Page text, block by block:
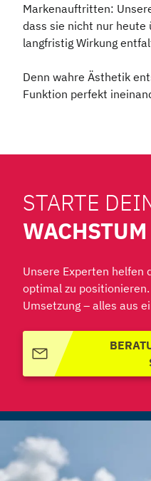
Markenauftritten:
dass sie nicht nur heute
langfristig Wirkung
Denn wahre Ästhetik
Funktion perfekt
STARTE
WACHSTUM
Unsere Experten helfen
optimal zu
Umsetzung – alles aus